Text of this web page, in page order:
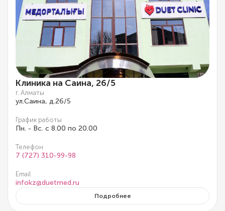
Клиника на Саина, 26/5
г. Алматы
ул.Саина, д.26/5
График работы
Пн. - Вс. с 8.00 по 20.00
Телефон
7 (727) 310-99-98
Email
infokz@duetmed.ru
Подробнее